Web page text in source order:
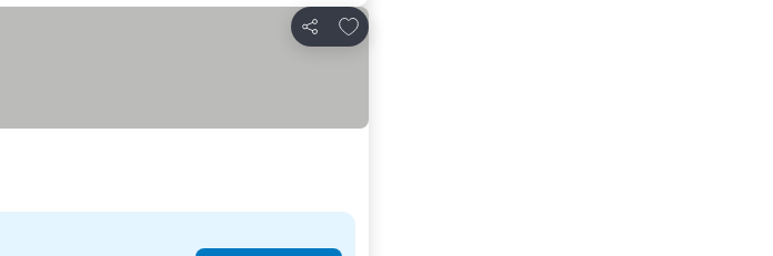
Teilen
Zu Favoriten hinzufügen